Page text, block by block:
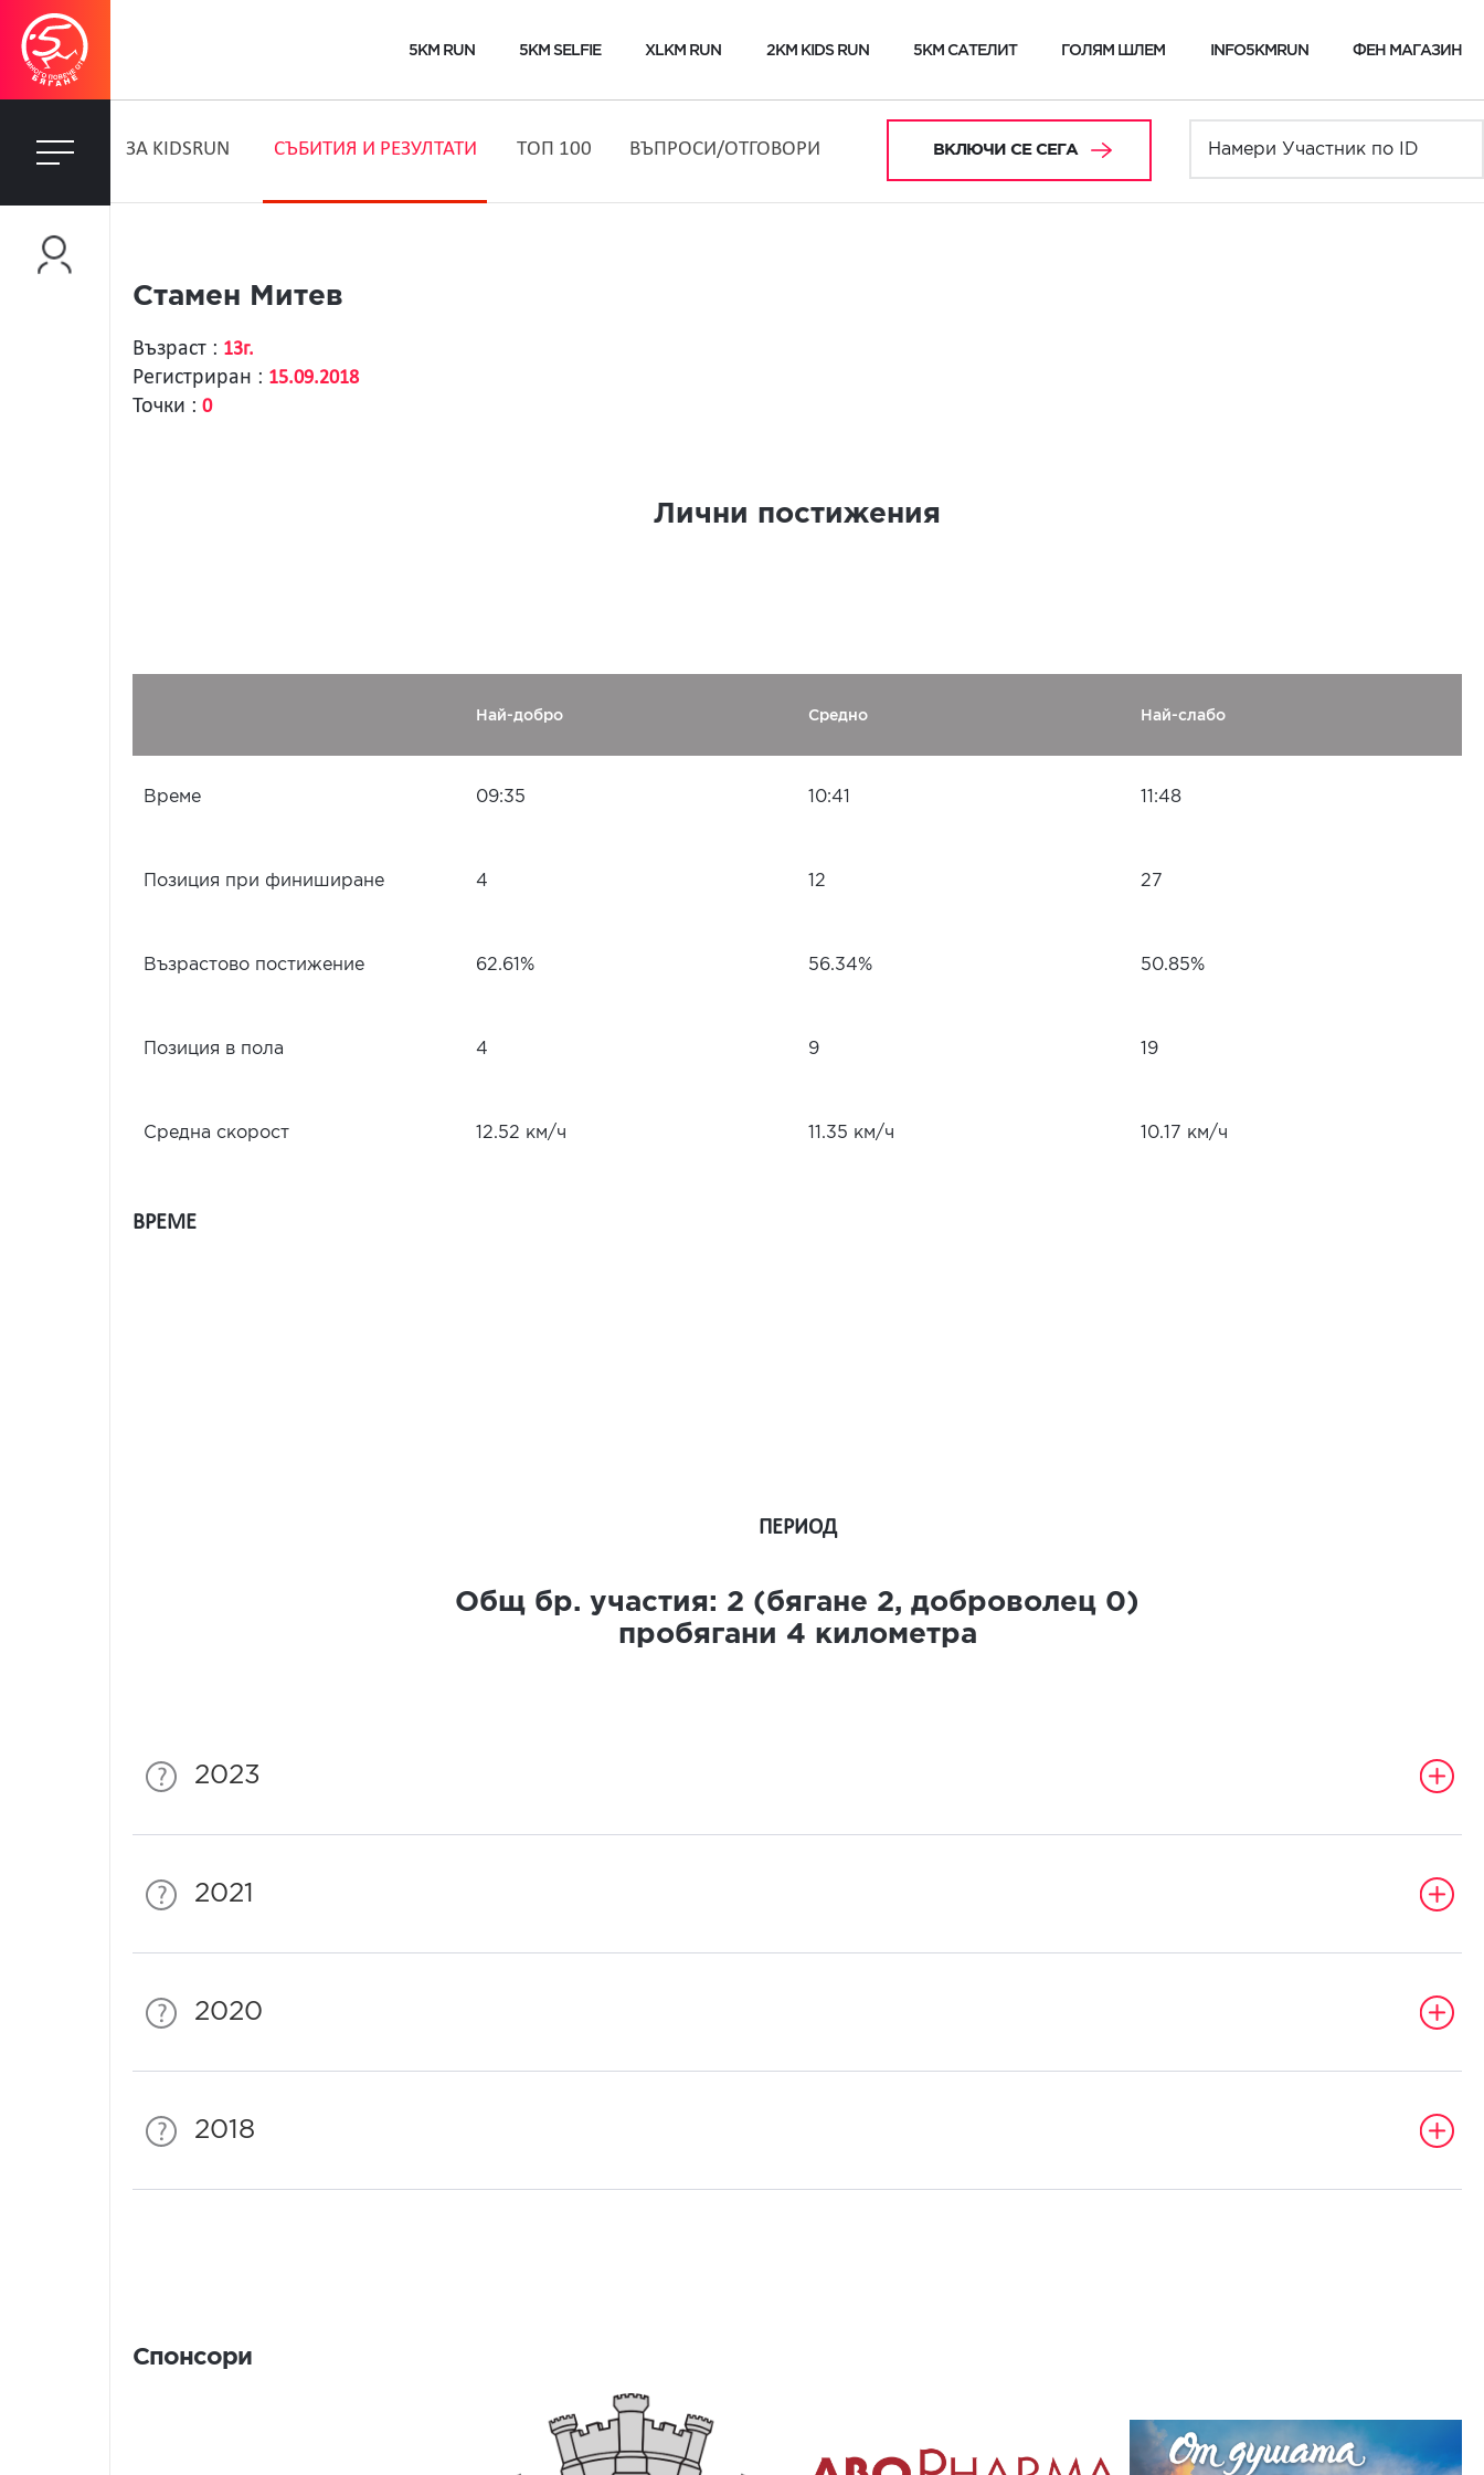
5KM RUN 5KM SELFIE XLKM RUN 2KM KIDS RUN 5KM САТЕЛИТ ГОЛЯМ ШЛЕМ INFO5KMRUN ФЕН МАГАЗИН
ЗA KIDSRUN СЪБИТИЯ И РЕЗУЛТАТИ ТОП 100 ВЪПРОСИ/ОТГОВОРИ ВКЛЮЧИ СЕ СЕГА
Стамен Митев
Възраст : 13г.
Регистриран : 15.09.2018
Точки : 0
Лични постижения
Най-добро Средно Най-слабо
Време 09:35 10:41 11:48
Позиция при финиширане 4 12 27
Възрастово постижение 62.61% 56.34% 50.85%
Позиция в пола 4 9 19
Средна скорост 12.52 км/ч 11.35 км/ч 10.17 км/ч
ВРЕМЕ
ПЕРИОД
Общ бр. участия: 2 (бягане 2, доброволец 0)
пробягани 4 километра
2023
2021
2020
2018
Спонсори